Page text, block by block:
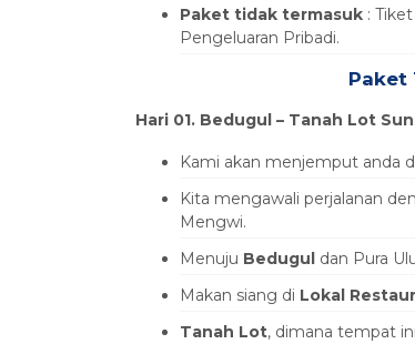
Paket tidak termasuk :
Pengeluaran Pribadi.
Paket
Hari 01. Bedugul – Tanah Lot
Kami akan menjemput anda
Kita mengawali perjalanan
Mengwi.
Menuju Bedugul dan Pura
Makan siang di Lokal
Tanah Lot, dimana tempat